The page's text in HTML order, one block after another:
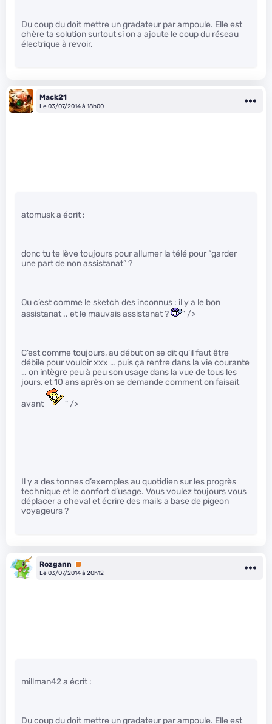
Du coup du doit mettre un gradateur par ampoule. Elle est
chère ta solution surtout si on a ajoute le coup du réseau
électrique à revoir.
Mack21
Le 03/07/2014 à 18h00
atomusk a écrit :
donc tu te lève toujours pour allumer la télé pour “garder
une part de non assistanat” ?
Ou c’est comme le sketch des inconnus : il y a le bon
assistanat .. et le mauvais assistanat ?
" />
C’est comme toujours, au début on se dit qu’il faut être
débile pour vouloir xxx … puis ça rentre dans la vie courante
… on intègre peu à peu son usage dans la vue de tous les
jours, et 10 ans après on se demande comment on faisait
avant " />
Il y a des tonnes d’exemples au quotidien sur les progrès
technique et le confort d’usage. Vous voulez toujours vous
déplacer a cheval et écrire des mails a base de pigeon
voyageurs ?
Rozgann
Premium
Le 03/07/2014 à 20h12
millman42 a écrit :
Du coup du doit mettre un gradateur par ampoule. Elle est